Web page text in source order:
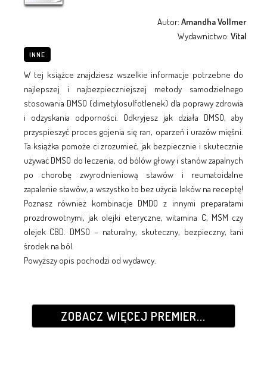
Autor:Amandha Vollmer
Wydawnictwo:Vital
INNE
W tej książce znajdziesz wszelkie informacje potrzebne do
najlepszej i najbezpieczniejszej metody samodzielnego
stosowania DMSO (dimetylosulfotlenek) dla poprawy zdrowia
i odzyskania odporności. Odkryjesz jak działa DMSO, aby
przyspieszyć proces gojenia się ran, oparzeń i urazów mięśni.
Ta książka pomoże ci zrozumieć, jak bezpiecznie i skutecznie
używać DMSO do leczenia, od bólów głowy i stanów zapalnych
po chorobę zwyrodnieniową stawów i reumatoidalne
zapalenie stawów, a wszystko to bez użycia leków na receptę!
Poznasz również kombinacje DMDO z innymi preparatami
prozdrowotnymi, jak olejki eteryczne, witamina C, MSM czy
olejek CBD. DMSO – naturalny, skuteczny, bezpieczny, tani
środek na ból.
Powyższy opis pochodzi od wydawcy.
ZOBACZ WIĘCEJ PREMIER...